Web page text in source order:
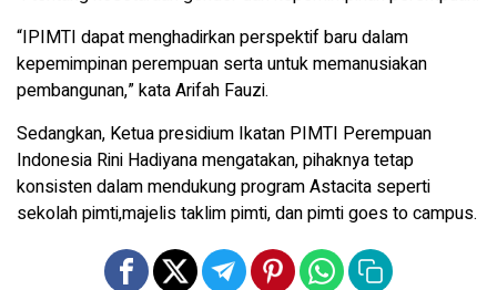
“IPIMTI dapat menghadirkan perspektif baru dalam
kepemimpinan perempuan serta untuk memanusiakan
pembangunan,” kata Arifah Fauzi.
Sedangkan, Ketua presidium Ikatan PIMTI Perempuan
Indonesia Rini Hadiyana mengatakan, pihaknya tetap
konsisten dalam mendukung program Astacita seperti
sekolah pimti,majelis taklim pimti, dan pimti goes to campus.